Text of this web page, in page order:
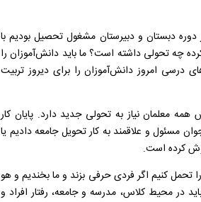
در دهه ۳۰ و ۴۰ در زمانی که ما در دوره دبستان و دبیرستان مشغول تحصیل بودیم با
چه تحولی داشته است؟ ما باید دانش‌آموزان را
کتاب‌های درسی امروز دانش‌آموزان را برای دیروز تربیت
معلمان نیاز به تحولی جدید دارد. پایان کار
مسئول و علاقمند به کار تحویل جامعه دادیم یا
کرده است.
تحمل کنیم اگر فردی حرفی بزند و ما بخندیم و هو
در محیط کلاس، مدرسه و جامعه، رفتار افراد و